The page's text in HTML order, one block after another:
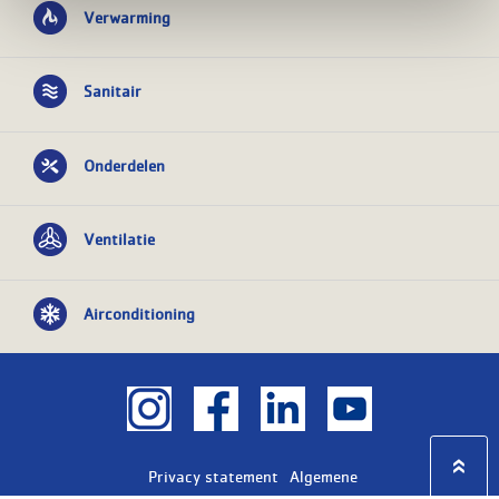
Verwarming
Sanitair
Onderdelen
Ventilatie
Airconditioning
Privacy statement Algemene